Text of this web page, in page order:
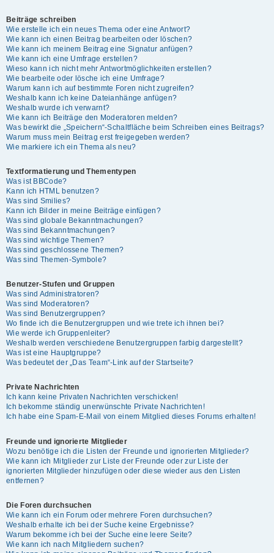
Beiträge schreiben
Wie erstelle ich ein neues Thema oder eine Antwort?
Wie kann ich einen Beitrag bearbeiten oder löschen?
Wie kann ich meinem Beitrag eine Signatur anfügen?
Wie kann ich eine Umfrage erstellen?
Wieso kann ich nicht mehr Antwortmöglichkeiten erstellen?
Wie bearbeite oder lösche ich eine Umfrage?
Warum kann ich auf bestimmte Foren nicht zugreifen?
Weshalb kann ich keine Dateianhänge anfügen?
Weshalb wurde ich verwarnt?
Wie kann ich Beiträge den Moderatoren melden?
Was bewirkt die „Speichern“-Schaltfläche beim Schreiben eines Beitrags?
Warum muss mein Beitrag erst freigegeben werden?
Wie markiere ich ein Thema als neu?
Textformatierung und Thementypen
Was ist BBCode?
Kann ich HTML benutzen?
Was sind Smilies?
Kann ich Bilder in meine Beiträge einfügen?
Was sind globale Bekanntmachungen?
Was sind Bekanntmachungen?
Was sind wichtige Themen?
Was sind geschlossene Themen?
Was sind Themen-Symbole?
Benutzer-Stufen und Gruppen
Was sind Administratoren?
Was sind Moderatoren?
Was sind Benutzergruppen?
Wo finde ich die Benutzergruppen und wie trete ich ihnen bei?
Wie werde ich Gruppenleiter?
Weshalb werden verschiedene Benutzergruppen farbig dargestellt?
Was ist eine Hauptgruppe?
Was bedeutet der „Das Team“-Link auf der Startseite?
Private Nachrichten
Ich kann keine Privaten Nachrichten verschicken!
Ich bekomme ständig unerwünschte Private Nachrichten!
Ich habe eine Spam-E-Mail von einem Mitglied dieses Forums erhalten!
Freunde und ignorierte Mitglieder
Wozu benötige ich die Listen der Freunde und ignorierten Mitglieder?
Wie kann ich Mitglieder zur Liste der Freunde oder zur Liste der
ignorierten Mitglieder hinzufügen oder diese wieder aus den Listen
entfernen?
Die Foren durchsuchen
Wie kann ich ein Forum oder mehrere Foren durchsuchen?
Weshalb erhalte ich bei der Suche keine Ergebnisse?
Warum bekomme ich bei der Suche eine leere Seite?
Wie kann ich nach Mitgliedern suchen?